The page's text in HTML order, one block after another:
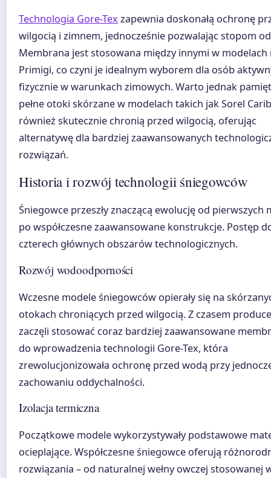
Technologia Gore-Tex zapewnia doskonałą ochronę
wilgocią i zimnem, jednocześnie pozwalając stopom
Membrana jest stosowana między innymi w modelach
Primigi, co czyni je idealnym wyborem dla osób
fizycznie w warunkach zimowych. Warto jednak
pełne otoki skórzane w modelach takich jak Sorel
również skutecznie chronią przed wilgocią, oferując
alternatywę dla bardziej zaawansowanych
rozwiązań.
Historia i rozwój technologii śniegowców
Śniegowce przeszły znaczącą ewolucję od pierwszych
po współczesne zaawansowane konstrukcje. Postęp
czterech głównych obszarów technologicznych.
Rozwój wodoodporności
Wczesne modele śniegowców opierały się na
otokach chroniących przed wilgocią. Z czasem
zaczęli stosować coraz bardziej zaawansowane
do wprowadzenia technologii Gore-Tex, która
zrewolucjonizowała ochronę przed wodą przy
zachowaniu oddychalności.
Izolacja termiczna
Początkowe modele wykorzystywały podstawowe
ocieplające. Współczesne śniegowce oferują
rozwiązania – od naturalnej wełny owczej stosowanej